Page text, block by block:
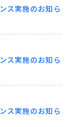
ス実施のお知ら
ス実施のお知ら
ス実施のお知ら